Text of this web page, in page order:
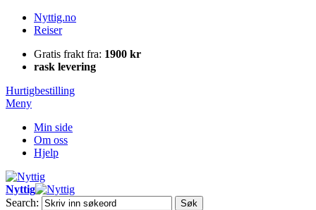
Nyttig.no
Reiser
Gratis frakt fra: 1900 kr
rask levering
Hurtigbestilling
Meny
Min side
Om oss
Hjelp
Nyttig
Search:
Søk